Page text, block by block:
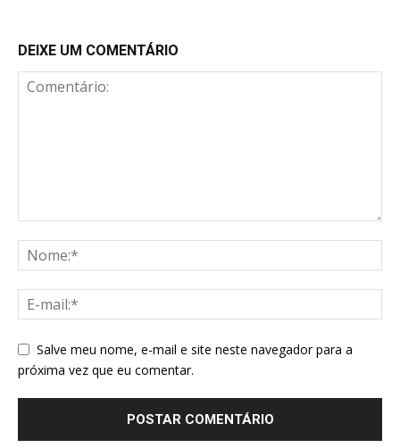
DEIXE UM COMENTÁRIO
Salve meu nome, e-mail e site neste navegador para a
próxima vez que eu comentar.